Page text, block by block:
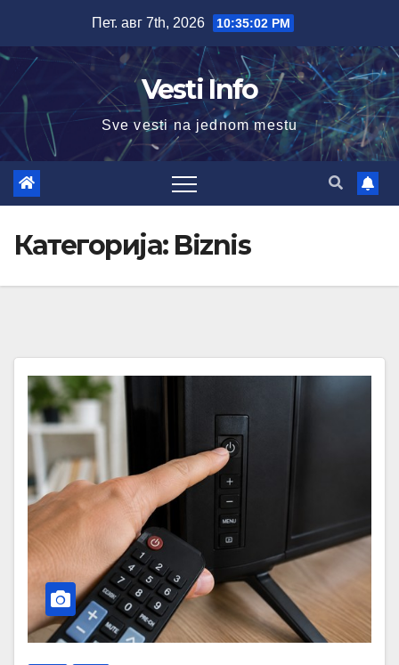
content
Пет. авг 7th, 2026 10:35:04 PM
Vesti Info
Sve vesti na jednom mestu
Категорија: Biznis